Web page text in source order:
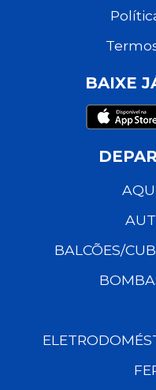
BAIXE
BALCÕES/